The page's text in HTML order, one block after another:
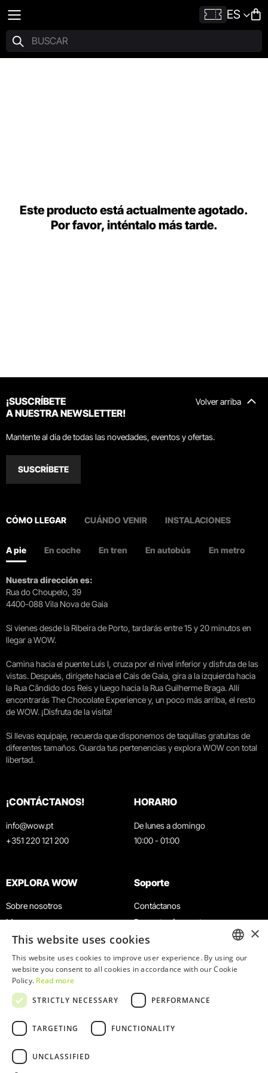
ES
Este producto está actualmente agotado.
Por favor, inténtalo más tarde.
Volver arriba
¡SUSCRÍBETE
A NUESTRA NEWSLETTER!
Mantente al día de todas las novedades, eventos y ofertas.
SUSCRÍBETE
CÓMO LLEGAR CUÁNDO VENIR INSTALACIONES
A pie En coche En tren En autobús En metro
Nuestra dirección es:
Rua do Choupelo, 39
4400-088 Vila Nova de Gaia
Si vienes desde la Ribeira de Porto, tardarás entre 15 y 20 minutos en
llegar a WOW.
Camina hacia el puente Luís I, cruza por el nivel inferior y disfruta de las
vistas. Después, dirígete hacia el Cais de Gaia, gira a la izquierda hacia
la Rua Cândido dos Reis y luego hacia la Rua Guilherme Braga. Allí
encontrarás The Chocolate Experience y, un poco más arriba, el resto
de WOW. ¡Disfruta de la visita!
Si llevas equipaje, recuerda que disponemos de taquillas gratuitas de
diferentes tamaños. Guarda tus pertenencias y explora WOW con total
libertad.
¡CONTÁCTANOS!
info@wow.pt
+351 220 121 200
HORARIO
De lunes a domingo
10:00 - 01:00
EXPLORA WOW
Sobre nosotros
Museos
Agenda
Noticias
Restaurantes
Tarjeta WOW
Grupos y eventos
Servicio educativo
Soporte
Contáctanos
Preguntas frecuentes
Términos y condiciones
Política de privacidad y cookies
Trabaja con nosotros
Libro de reclamaciones
ENGLISH
×
This website uses cookies
This website uses cookies to improve user experience. By using our
website you consent to all cookies in accordance with our Cookie
Policy. Read more
STRICTLY NECESSARY
PERFORMANCE
TARGETING FUNCTIONALITY
UNCLASSIFIED